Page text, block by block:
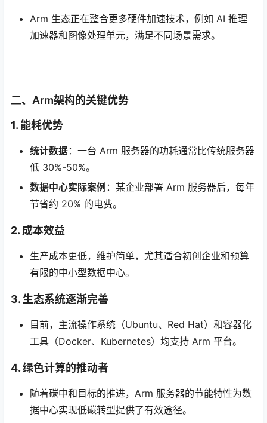
Arm 生态正在整合更多硬件加速技术，例如 AI 推理
加速器和图像处理单元，满足不同场景需求。
二、Arm架构的关键优势
1. 能耗优势
统计数据：一台 Arm 服务器的功耗通常比传统服务器
低 30%-50%。
数据中心实际案例 ：某企业部署 Arm 服务器后，每年
节省约 20% 的电费。
2. 成本效益
生产成本更低，维护简单，尤其适合初创企业和预算
有限的中小型数据中心。
3. 生态系统逐渐完善
目前，主流操作系统（Ubuntu、Red Hat）和容器化
工具（Docker、Kubernetes）均支持 Arm 平台。
4. 绿色计算的推动者
随着碳中和目标的推进，Arm 服务器的节能特性为数
据中心实现低碳转型提供了有效途径。